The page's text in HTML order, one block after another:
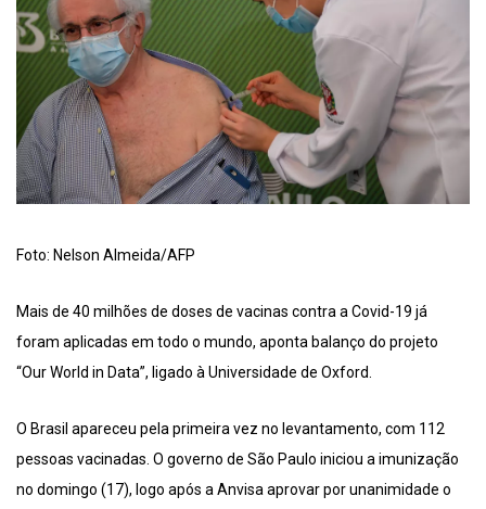
Foto: Nelson Almeida/AFP
Mais de 40 milhões de doses de vacinas contra a Covid-19 já
foram aplicadas em todo o mundo, aponta balanço do projeto
“Our World in Data”, ligado à Universidade de Oxford.
O Brasil apareceu pela primeira vez no levantamento, com 112
pessoas vacinadas. O governo de São Paulo iniciou a imunização
no domingo (17), logo após a Anvisa aprovar por unanimidade o